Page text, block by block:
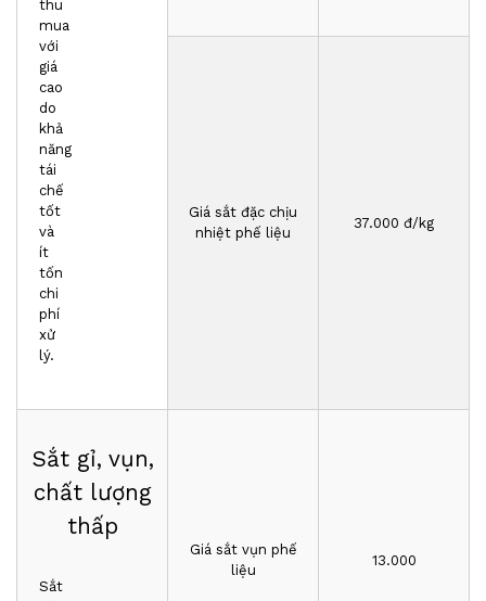
thu
mua
với
giá
cao
do
khả
năng
tái
chế
tốt
và
ít
tốn
chi
phí
xử
lý.
Giá sắt đặc chịu
nhiệt phế liệu
37.000 đ/kg
Sắt gỉ, vụn,
chất lượng
thấp
Sắt
Giá sắt vụn phế
liệu
13.000